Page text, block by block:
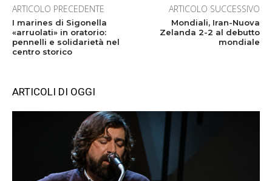
ARTICOLO PRECEDENTE
I marines di Sigonella
«arruolati» in oratorio:
pennelli e solidarietà nel
centro storico
ARTICOLO SUCCESSIVO
Mondiali, Iran-Nuova
Zelanda 2-2 al debutto
mondiale
ARTICOLI DI OGGI